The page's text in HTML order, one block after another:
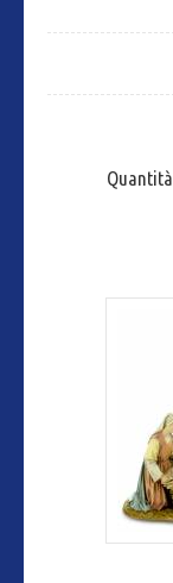
Quantità